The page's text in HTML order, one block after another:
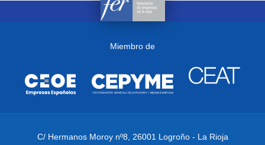
Miembro de
C/ Hermanos Moroy nº8, 26001 Logroño - La Rioja